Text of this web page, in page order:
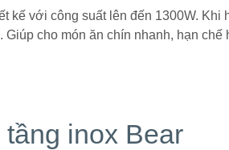
kế với công suất lên đến 1300W. Khi
cho món ăn chín nhanh, hạn chế
inox Bear